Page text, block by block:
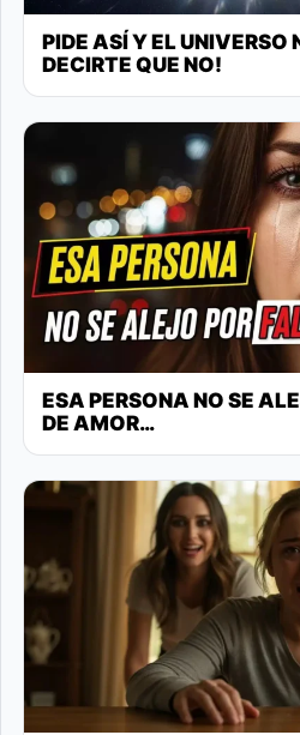
PIDE ASÍ Y EL UNIVERSO
DECIRTE QUE NO!
ESA PERSONA NO SE
DE AMOR…